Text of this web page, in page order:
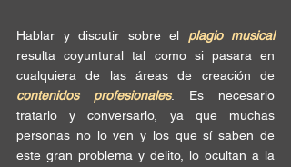
Hablar y discutir sobre el plagio musical
resulta coyuntural tal como si pasara en
contenidos profesionales. Es necesario
tratarlo y conversarlo, ya que muchas
personas no lo ven y los que sí saben de
este gran problema y delito, lo ocultan a la